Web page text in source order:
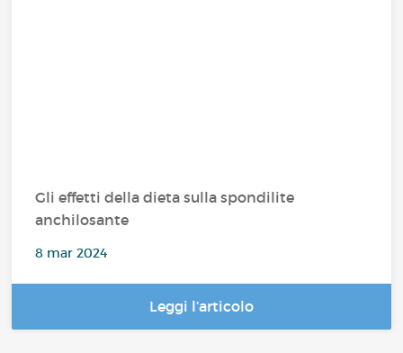
Gli effetti della dieta sulla spondilite
anchilosante
8 mar 2024
Leggi l’articolo